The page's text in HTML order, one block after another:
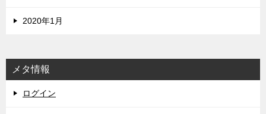
2020年1月
メタ情報
ログイン